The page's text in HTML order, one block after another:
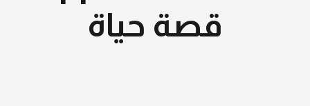
قصة حياة